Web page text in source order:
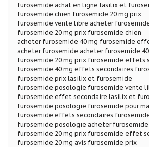
furosemide achat en ligne lasilix et
furosemide chien furosemide 20 mg prix
furosemide vente libre acheter
furosemide 20 mg prix furosemide chien
acheter furosemide 40 mg furosemide
acheter furosemide acheter furosemide
furosemide 20 mg prix furosemide effets
furosemide 40 mg effets secondaires
furosemide prix lasilix et furosemide
furosemide posologie furosemide vente
furosemide effet secondaire lasilix et
furosemide posologie furosemide pour
furosemide effets secondaires
furosemide posologie acheter furosemide
furosemide 20 mg prix furosemide effet
furosemide 20 mg avis furosemide prix